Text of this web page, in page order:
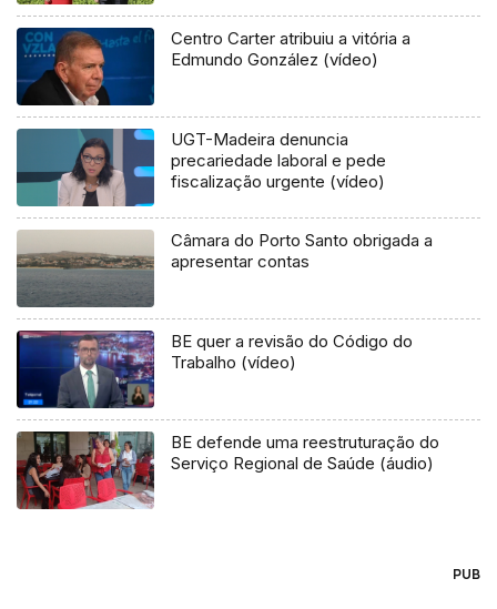
Centro Carter atribuiu a vitória a
Edmundo González (vídeo)
UGT-Madeira denuncia
precariedade laboral e pede
fiscalização urgente (vídeo)
Câmara do Porto Santo obrigada a
apresentar contas
BE quer a revisão do Código do
Trabalho (vídeo)
BE defende uma reestruturação do
Serviço Regional de Saúde (áudio)
PUB